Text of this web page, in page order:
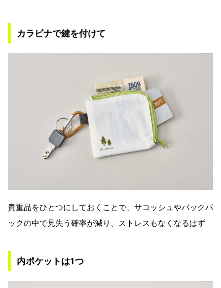
カラビナで鍵を付けて
貴重品をひとつにしておくことで、サコッシュやバックパ
ックの中で見失う確率が減り、ストレスもなくなるはず
内ポケットは1つ